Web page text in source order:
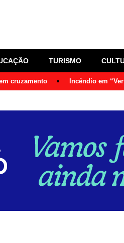
TURISMO
cruzamento Incêndio em